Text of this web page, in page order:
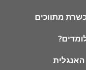
מתווכים